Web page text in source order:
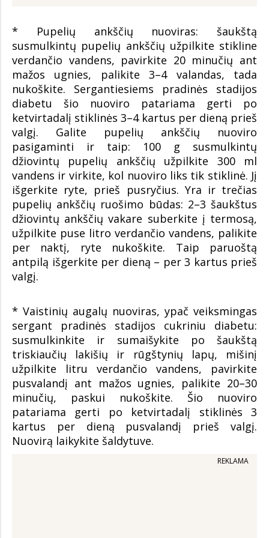
* Pupelių ankščių nuoviras: šaukštą
susmulkintų pupelių ankščių užpilkite stikline
verdančio vandens, pavirkite 20 minučių ant
mažos ugnies, palikite 3–4 valandas, tada
nukoškite. Sergantiesiems pradinės stadijos
diabetu šio nuoviro patariama gerti po
ketvirtadalį stiklinės 3–4 kartus per dieną prieš
valgį. Galite pupelių ankščių nuoviro
pasigaminti ir taip: 100 g susmulkintų
džiovintų pupelių ankščių užpilkite 300 ml
vandens ir virkite, kol nuoviro liks tik stiklinė. Jį
išgerkite ryte, prieš pusryčius. Yra ir trečias
pupelių ankščių ruošimo būdas: 2–3 šaukštus
džiovintų ankščių vakare suberkite į termosą,
užpilkite puse litro verdančio vandens, palikite
per naktį, ryte nukoškite. Taip paruoštą
antpilą išgerkite per dieną – per 3 kartus prieš
valgį.
* Vaistinių augalų nuoviras, ypač veiksmingas
sergant pradinės stadijos cukriniu diabetu:
susmulkinkite ir sumaišykite po šaukštą
triskiaučių lakišių ir rūgštynių lapų, mišinį
užpilkite litru verdančio vandens, pavirkite
pusvalandį ant mažos ugnies, palikite 20–30
minučių, paskui nukoškite. Šio nuoviro
patariama gerti po ketvirtadalį stiklinės 3
kartus per dieną pusvalandį prieš valgį.
Nuovirą laikykite šaldytuve.
REKLAMA